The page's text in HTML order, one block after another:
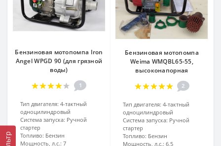
Бензиновая мотопомпа Iron
Angel WPGD 90 (для грязной
воды)
1
Тип двигателя: 4-тактный
одноцилиндровый
Система запуска: Ручной
стартер
Топливо: Бензин
Мощность, л.с.: 7
Бензиновая мотопомпа
Weima WMQBL65-55,
высоконапорная
2
Тип двигателя: 4-тактный
одноцилиндровый
Система запуска: Ручной
стартер
Топливо: Бензин
Мощность, л.с.: 6,5